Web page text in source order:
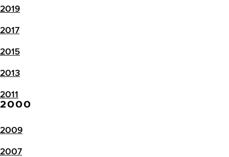
2019
2017
2015
2013
2011
2000
2009
2007